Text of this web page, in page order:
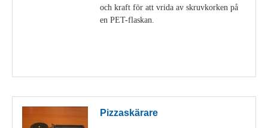
och kraft för att vrida av skruvkorken på
en PET-flaskan.
Pizzaskärare